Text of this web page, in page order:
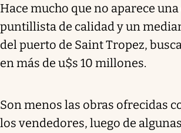
Hace mucho que no aparece
puntillista de calidad y un
del puerto de Saint Tropez,
en más de u$s 10 millones.
Son menos las obras ofrecidas
los vendedores, luego de